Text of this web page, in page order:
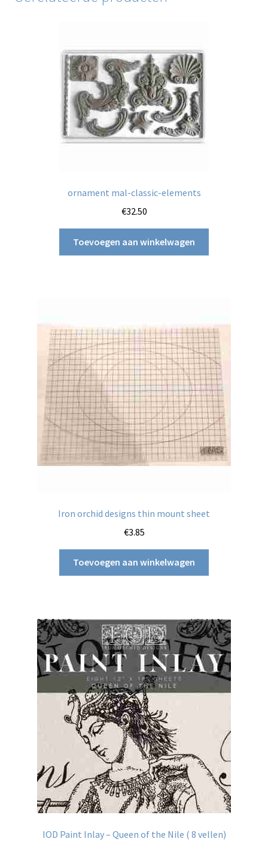
ornament mal-classic-elements
€32.50
Toevoegen aan winkelwagen
Iron orchid designs thin mount sheet
€3.85
Toevoegen aan winkelwagen
IOD Paint Inlay – Queen of the Nile ( 8 vellen)